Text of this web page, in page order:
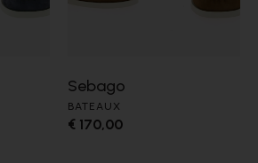
Sebago
BATEAUX
€ 170,00